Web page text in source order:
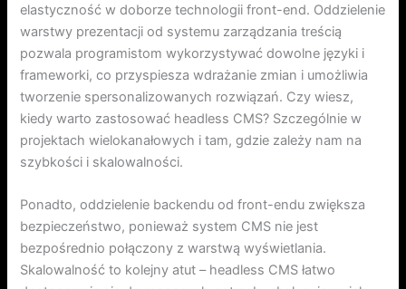
elastyczność w doborze technologii front-end. Oddzielenie
warstwy prezentacji od systemu zarządzania treścią
pozwala programistom wykorzystywać dowolne języki i
frameworki, co przyspiesza wdrażanie zmian i umożliwia
tworzenie spersonalizowanych rozwiązań. Czy wiesz,
kiedy warto zastosować headless CMS? Szczególnie w
projektach wielokanałowych i tam, gdzie zależy nam na
szybkości i skalowalności.
Ponadto, oddzielenie backendu od front-endu zwiększa
bezpieczeństwo, ponieważ system CMS nie jest
bezpośrednio połączony z warstwą wyświetlania.
Skalowalność to kolejny atut – headless CMS łatwo